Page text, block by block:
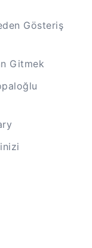
Gösteriş
Gitmek